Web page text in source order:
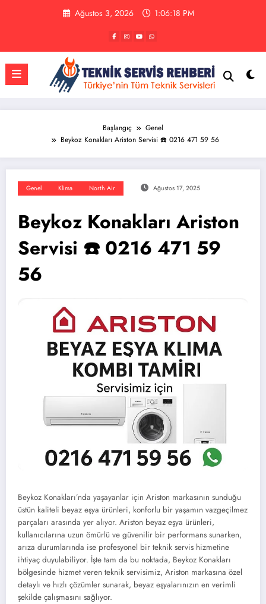
Ağustos 3, 2026 1:06:19 PM
Başlangıç
Genel
Beykoz Konakları Ariston Servisi ☎️ 0216 471 59 56
Genel Klima North Air Ağustos 17, 2025
Beykoz Konakları Ariston
Servisi ☎️ 0216 471 59
56
Beykoz Konakları’nda yaşayanlar için Ariston markasının sunduğu
üstün kaliteli beyaz eşya ürünleri, konforlu bir yaşamın vazgeçilmez
parçaları arasında yer alıyor. Ariston beyaz eşya ürünleri,
kullanıcılarına uzun ömürlü ve güvenilir bir performans sunarken,
arıza durumlarında ise profesyonel bir teknik servis hizmetine
ihtiyaç duyulabiliyor. İşte tam da bu noktada, Beykoz Konakları
bölgesinde hizmet veren teknik servisimiz, Ariston markasına özel
detaylı ve hızlı çözümler sunarak, beyaz eşyalarınızın en verimli
şekilde çalışmasını sağlıyor.